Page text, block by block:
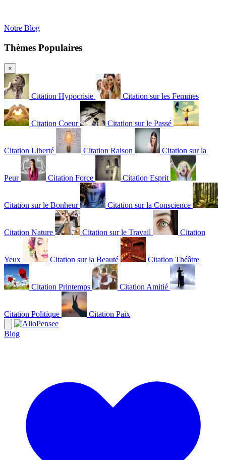
Notre Blog
Thèmes Populaires
×
Citation Hypocrisie Citation sur les Femmes
Citation Coeur Citation sur le Passé
Citation Liberté Citation Raison Citation sur la
Peur Citation Force Citation Esprit
Citation sur le Bonheur Citation sur la Conscience
Citation Nature Citation sur le Travail Citation
Yeux Citation sur la Beauté Citation Théâtre
Citation Printemps Citation Amitié
Citation Politique Citation Paix
Blog